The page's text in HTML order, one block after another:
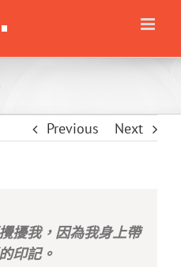
Previous Next
擾我，因為我身上帶
印記。